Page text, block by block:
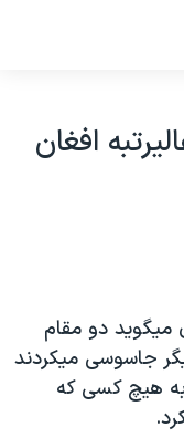
افغان
دو مقام
جاسوسی ميکردند
به هيچ کسی که